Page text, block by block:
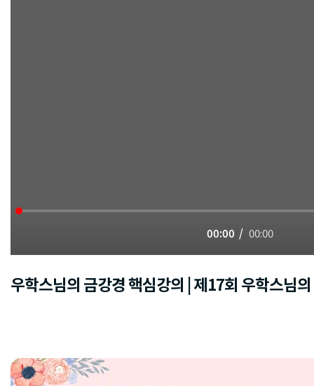
00:00 00:00
우학스님의 금강경 핵심강의 | 제17회 우학스님